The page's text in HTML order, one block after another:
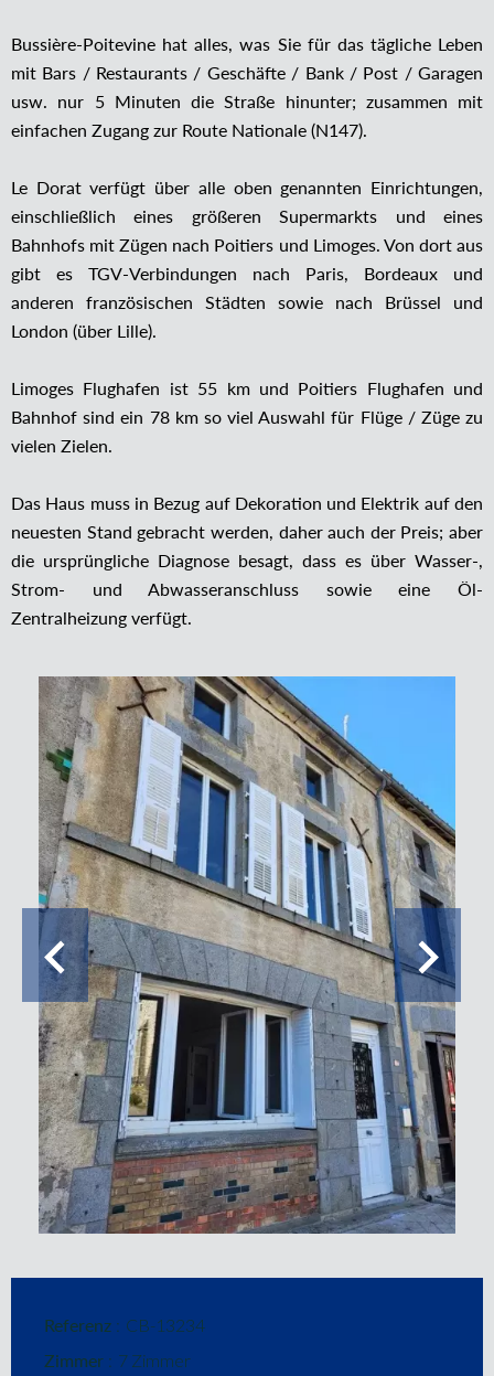
Bussière-Poitevine hat alles, was Sie für das tägliche Leben
mit Bars / Restaurants / Geschäfte / Bank / Post / Garagen
usw. nur 5 Minuten die Straße hinunter; zusammen mit
einfachen Zugang zur Route Nationale (N147).
Le Dorat verfügt über alle oben genannten Einrichtungen,
einschließlich eines größeren Supermarkts und eines
Bahnhofs mit Zügen nach Poitiers und Limoges. Von dort aus
gibt es TGV-Verbindungen nach Paris, Bordeaux und
anderen französischen Städten sowie nach Brüssel und
London (über Lille).
Limoges Flughafen ist 55 km und Poitiers Flughafen und
Bahnhof sind ein 78 km so viel Auswahl für Flüge / Züge zu
vielen Zielen.
Das Haus muss in Bezug auf Dekoration und Elektrik auf den
neuesten Stand gebracht werden, daher auch der Preis; aber
die ursprüngliche Diagnose besagt, dass es über Wasser-,
Strom- und Abwasseranschluss sowie eine Öl-
Zentralheizung verfügt.
Referenz CB-13234
Zimmer 7 Zimmer